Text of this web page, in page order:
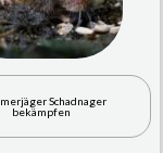
Schadnager
bekämpfen